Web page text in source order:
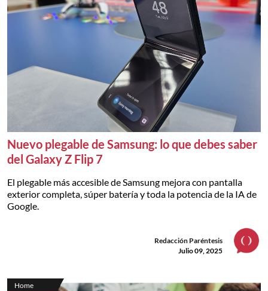
Nuevo plegable de Samsung: lo que debes saber
del Galaxy Z Flip 7
El plegable más accesible de Samsung mejora con pantalla
exterior completa, súper batería y toda la potencia de la IA de
Google.
Redacción Paréntesis
Julio 09, 2025
Home